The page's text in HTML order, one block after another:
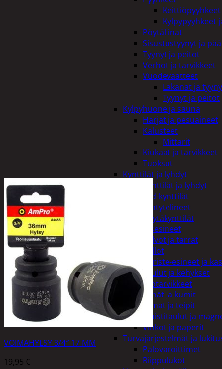
Keittiöpyyhkeet
Kylpypyyhkeet
Pöytäliinat
Sisustustyynyt ja
Tyynyt ja peitot
Verhot ja tarvikkeet
Vuodevaatteet
Lakanat ja
Tyynyt ja peitot
Kylpyhuone ja sauna
Harjat ja pesuaineet
Kalusteet
Mittarit
Kiukaat ja tarvikkeet
Tuoksut
Kynttilät ja lyhdyt
Kynttilät ja lyhdyt
Led-kynttilät
Lyhtytelineet
Pöytäkynttilät
Sisustusesineet
Kalvot ja tarrat
Kellot
Koriste-esineet ja
Taulut ja kehykset
Toimistotarvikkeet
Kynät ja kumit
Liimat ja teipit
Muistitaulut ja
Vihkot ja paperit
Turvajärjestelmät ja
Palovaroittimet
Riippulukot
VOIMAHYLSY 3/4″ 17 MM
19,95 €